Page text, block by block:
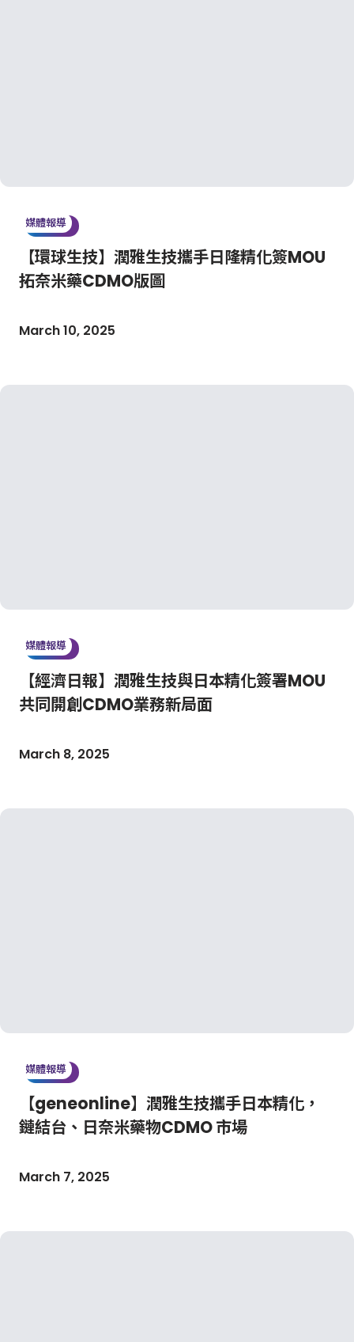
媒體報導
【環球生技】潤雅生技攜手日隆精化簽MOU
拓奈米藥CDMO版圖
March 10, 2025
媒體報導
【經濟日報】潤雅生技與日本精化簽署MOU
共同開創CDMO業務新局面
March 8, 2025
媒體報導
【geneonline】潤雅生技攜手日本精化，
鏈結台、日奈米藥物CDMO 市場
March 7, 2025